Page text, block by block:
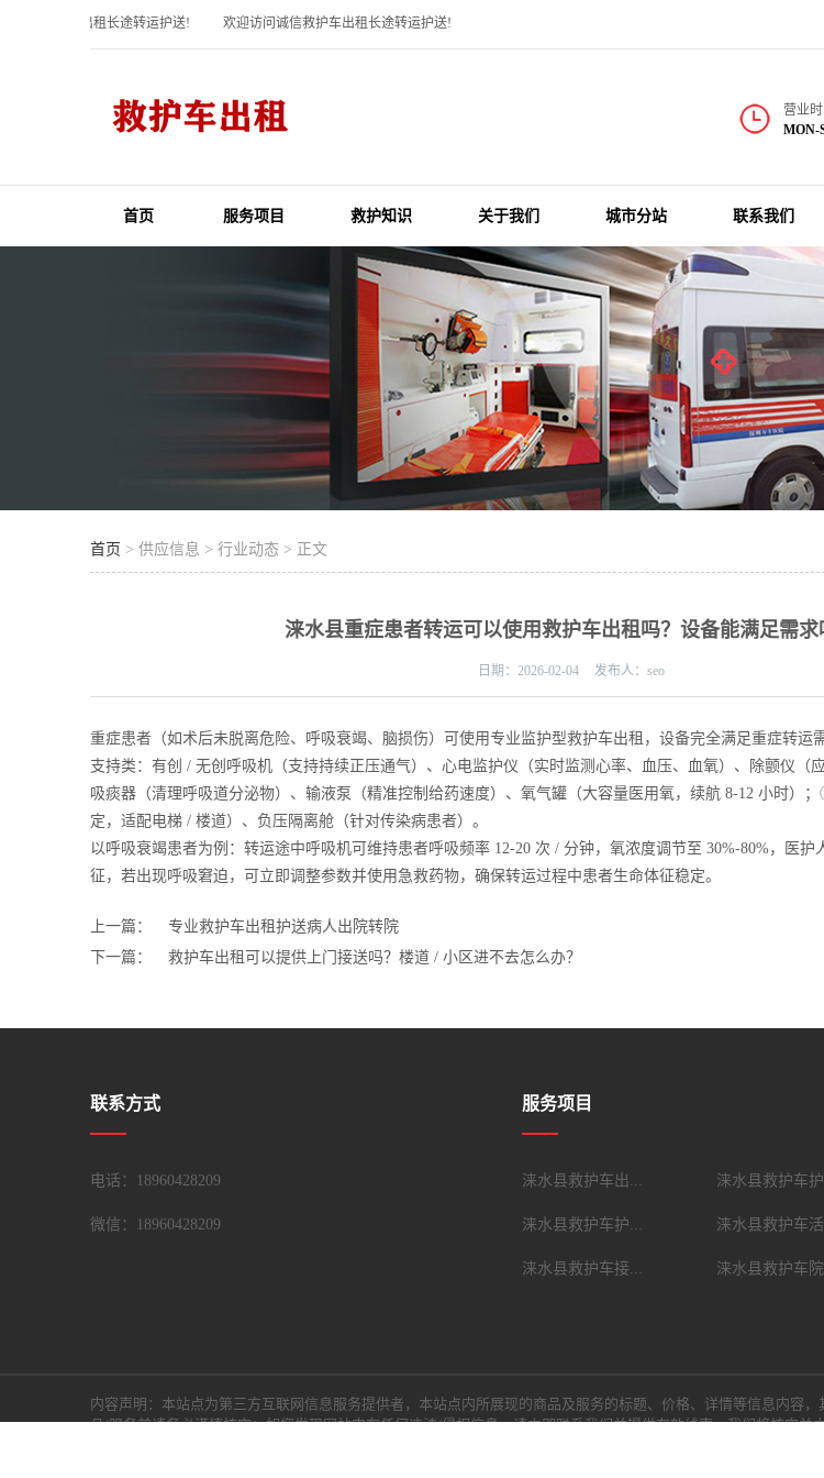
诚信救护车出租长途转运护送! 欢迎访问诚信救护车出租长途转运护送!
营业时
MON-
首页 服务项目 救护知识 关于我们 城市分站 联系我们
首页 > 供应信息 > 行业动态 > 正文
涞水县重症患者转运可以使用救护车出租吗？设备能满足需求
日期：2026-02-04 发布人：seo
重症患者（如术后未脱离危险、呼吸衰竭、脑损伤）可使用专业监护型救护车出租，设备完全满足重症转
支持类：有创 / 无创呼吸机（支持持续正压通气）、心电监护仪（实时监测心率、血压、血氧）、除颤仪（
吸痰器（清理呼吸道分泌物）、输液泵（精准控制给药速度）、氧气罐（大容量医用氧，续航 8-12 小时）
定，适配电梯 / 楼道）、负压隔离舱（针对传染病患者）。
以呼吸衰竭患者为例：转运途中呼吸机可维持患者呼吸频率 12-20 次 / 分钟，氧浓度调节至 30%-80%，医护
征，若出现呼吸窘迫，可立即调整参数并使用急救药物，确保转运过程中患者生命体征稳定。
上一篇：
专业救护车出租护送病人出院转院
下一篇：
救护车出租可以提供上门接送吗？楼道 / 小区进不去怎么办？
联系方式
电话：18960428209
微信： 18960428209
服务项目
涞水县救护车出... 涞水县救护车
涞水县救护车护... 涞水县救护车
涞水县救护车接... 涞水县救护车
内容声明：本站点为第三方互联网信息服务提供者，本站点内所展现的商品及服务的标题、价格、详情等信息内容
品/服务前请务必谨慎核实；如您发现网站内有任何违法/侵权信息，请立即联系我们并提供有效线索，我们将核实